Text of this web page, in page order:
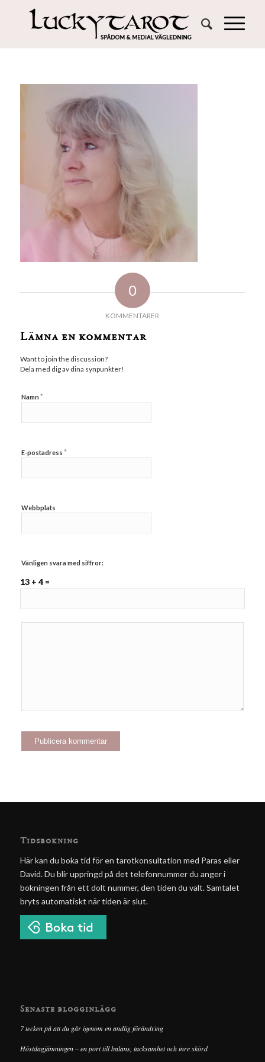
0
KOMMENTARER
Lämna en kommentar
Want to join the discussion?
Dela med dig av dina synpunkter!
Namn *
E-postadress *
Webbplats
Vänligen svara med siffror:
13 + 4 =
Tidsbokning
Här kan du boka tid för en tarotkonsultation med Paras eller
David. Du blir uppringd på det telefonnummer du anger i
bokningen från ett dolt nummer, den tiden du valt. Samtalet
bryts automatiskt när tiden är slut.
Senaste blogginlägg
7 tecken på att du går igenom en andlig förändring
Höstdagjämningen – en port till balans, tacksamhet och inre skörd